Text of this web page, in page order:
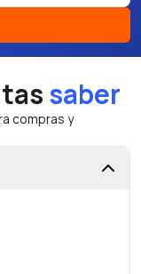
saber
compras y